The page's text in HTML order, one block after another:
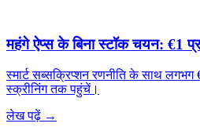
महंगे ऐप्स के बिना स्टॉक चयन: €1
स्मार्ट सब्सक्रिप्शन रणनीति के साथ लगभग
स्क्रीनिंग तक पहुंचें।
लेख पढ़ें →